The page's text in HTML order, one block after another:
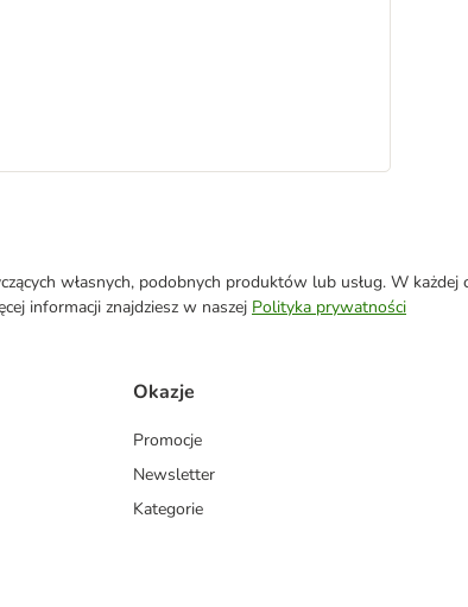
własnych, podobnych produktów lub usług. W
informacji znajdziesz w naszej Polityka prywatności
Okazje
Promocje
Newsletter
Kategorie